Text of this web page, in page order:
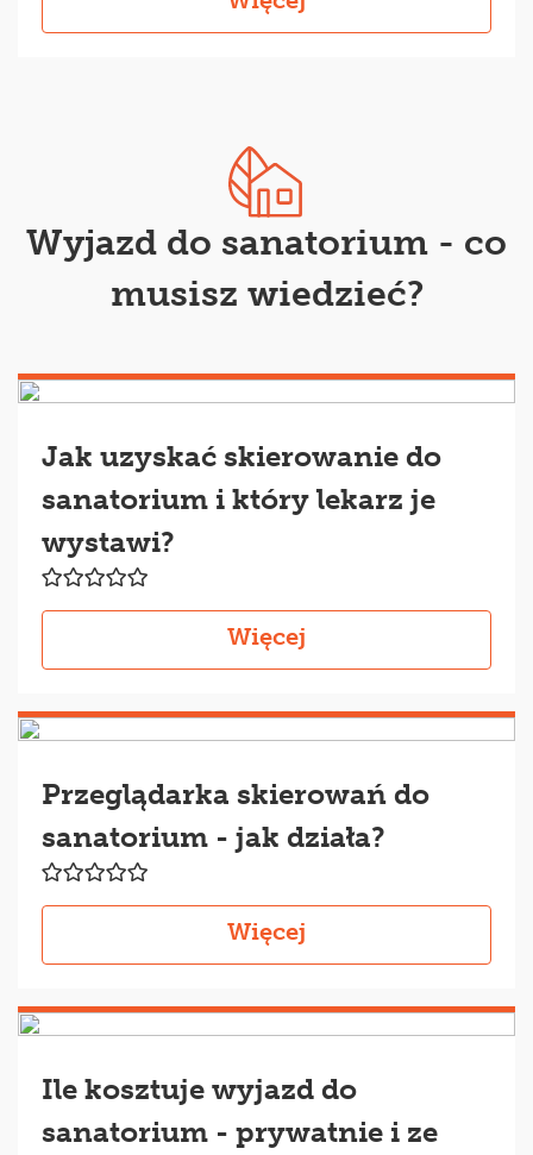
Wyjazd do sanatorium - co
musisz wiedzieć?
Jak uzyskać skierowanie do
sanatorium i który lekarz je
wystawi?
Więcej
Przeglądarka skierowań do
sanatorium - jak działa?
Więcej
Ile kosztuje wyjazd do
sanatorium - prywatnie i ze